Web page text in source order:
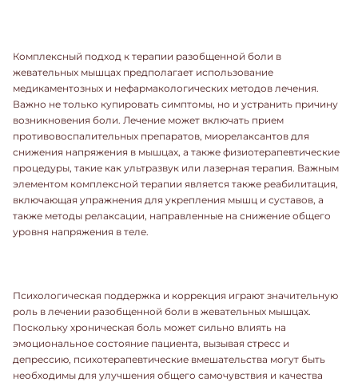
Комплексный подход к терапии разобщенной боли в
жевательных мышцах предполагает использование
медикаментозных и нефармакологических методов лечения.
Важно не только купировать симптомы, но и устранить причину
возникновения боли. Лечение может включать прием
противовоспалительных препаратов, миорелаксантов для
снижения напряжения в мышцах, а также физиотерапевтические
процедуры, такие как ультразвук или лазерная терапия. Важным
элементом комплексной терапии является также реабилитация,
включающая упражнения для укрепления мышц и суставов, а
также методы релаксации, направленные на снижение общего
уровня напряжения в теле.
Психологическая поддержка и коррекция играют значительную
роль в лечении разобщенной боли в жевательных мышцах.
Поскольку хроническая боль может сильно влиять на
эмоциональное состояние пациента, вызывая стресс и
депрессию, психотерапевтические вмешательства могут быть
необходимы для улучшения общего самочувствия и качества